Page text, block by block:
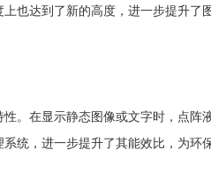
也达到了新的高度，进一步提升了
。在显示静态图像或文字时，点阵
统，进一步提升了其能效比，为环